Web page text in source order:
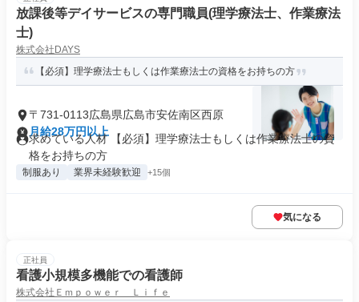
放課後等デイサービスの専門職員(理学療法士、作業療法
士)
株式会社DAYS
【必須】理学療法士もしくは作業療法士の資格をお持ちの方
〒731-0113広島県広島市安佐南区西原
月給28万円以上
求めている人材 【必須】理学療法士もしくは作業療法士の資
格をお持ちの方
制服あり 業界未経験歓迎 +15個
気になる
正社員
看護小規模多機能での看護師
株式会社Ｅｍｐｏｗｅｒ Ｌｉｆｅ